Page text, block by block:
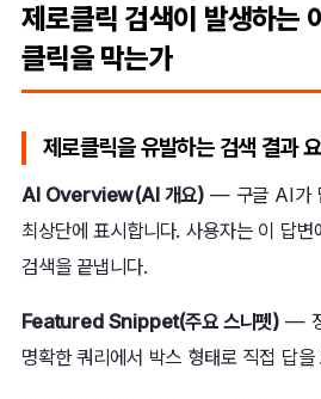
제로클릭 검색이 발생하는
클릭을 막는가
제로클릭을 유발하는 검색 결과
AI Overview(AI 개요) — 구글 AI가
최상단에 표시합니다. 사용자는 이 답
검색을 끝냅니다.
Featured Snippet(주요 스니펫) — 정
명확한 쿼리에서 박스 형태로 직접 답을